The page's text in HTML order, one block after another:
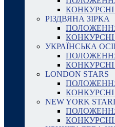
РІЗДВЯНА ЗІРКА
УКРАЇНСЬКА
LONDON STARS
NEW YORK